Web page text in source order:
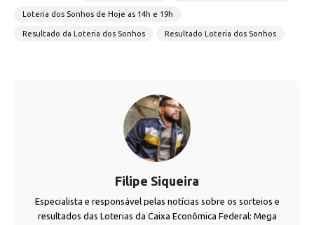
Loteria dos Sonhos de Hoje as 14h e 19h
Resultado da Loteria dos Sonhos Resultado Loteria dos Sonhos
Filipe Siqueira
Especialista e responsável pelas notícias sobre os sorteios e
resultados das Loterias da Caixa Econômica Federal: Mega